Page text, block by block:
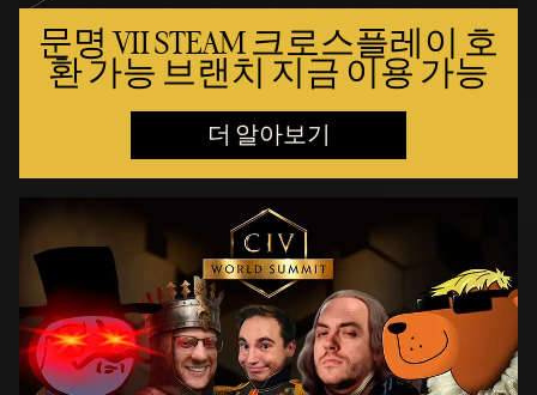
문명 VII STEAM 크로스플레이 호
환 가능 브랜치 지금 이용 가능
더 알아보기